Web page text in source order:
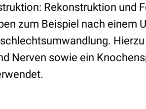
Rekonstruktion und
zum Beispiel nach einem
Nerven sowie ein